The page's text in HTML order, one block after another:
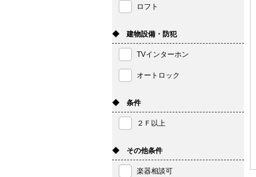
ロフト
◆ 建物設備・防犯
TVインターホン
オートロック
◆ 条件
２Ｆ以上
◆ その他条件
楽器相談可